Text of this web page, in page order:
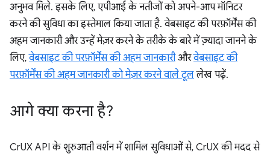
अनुभव मिले. इसके लिए, एपीआई के नतीजों को अपने-आप मॉनिटर
करने की सुविधा का इस्तेमाल किया जाता है. वेबसाइट की परफ़ॉर्मेंस की
अहम जानकारी और उन्हें मेज़र करने के तरीके के बारे में ज़्यादा जानने के
लिए,वेबसाइट की परफ़ॉर्मेंस की अहम जानकारीऔरवेबसाइट की
परफ़ॉर्मेंस की अहम जानकारी को मेज़र करने वाले टूललेख पढ़ें.
आगे क्या करना है?
CrUX API के शुरुआती वर्शन में शामिल सुविधाओं से, CrUX की मदद से